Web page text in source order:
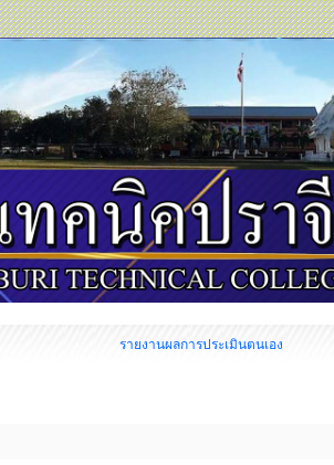
รายงานผลการประเมินตนเอง